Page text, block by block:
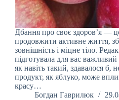
Дбання про своє здоров’я —
продовжити активне життя,
зовнішність і міцне тіло.
підготувала для вас важливий
як навіть такий, здавалося б,
продукт, як яблуко, може
красу…
Богдан Гаврилюк